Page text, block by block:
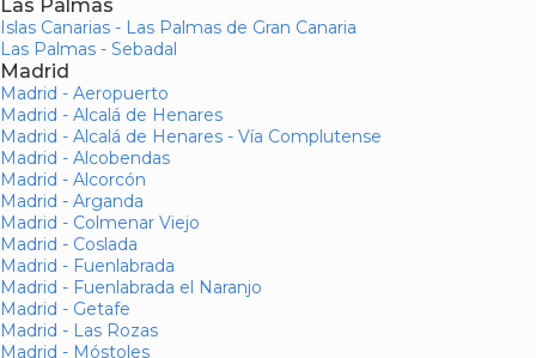
Las Palmas
Islas Canarias - Las Palmas de Gran Canaria
Las Palmas - Sebadal
Madrid
Madrid - Aeropuerto
Madrid - Alcalá de Henares
Madrid - Alcalá de Henares - Vía Complutense
Madrid - Alcobendas
Madrid - Alcorcón
Madrid - Arganda
Madrid - Colmenar Viejo
Madrid - Coslada
Madrid - Fuenlabrada
Madrid - Fuenlabrada el Naranjo
Madrid - Getafe
Madrid - Las Rozas
Madrid - Móstoles